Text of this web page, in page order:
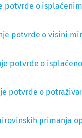
potvrde o
potvrde o visini
potvrde o
potvrde o
primanja